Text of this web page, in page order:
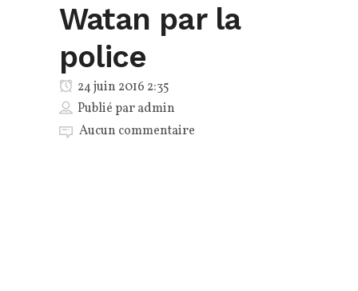
Watan par la
police
24 juin 2016 2:35
Publié paradmin
Aucun commentaire